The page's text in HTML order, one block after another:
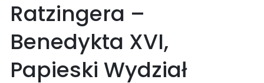
Ratzingera –
Benedykta XVI,
Papieski Wydział